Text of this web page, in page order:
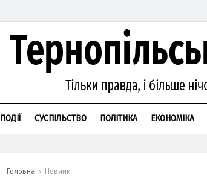
ПОДІЇ СУСПІЛЬСТВО ПОЛІТИКА ЕКОНОМІКА
Головна Новини